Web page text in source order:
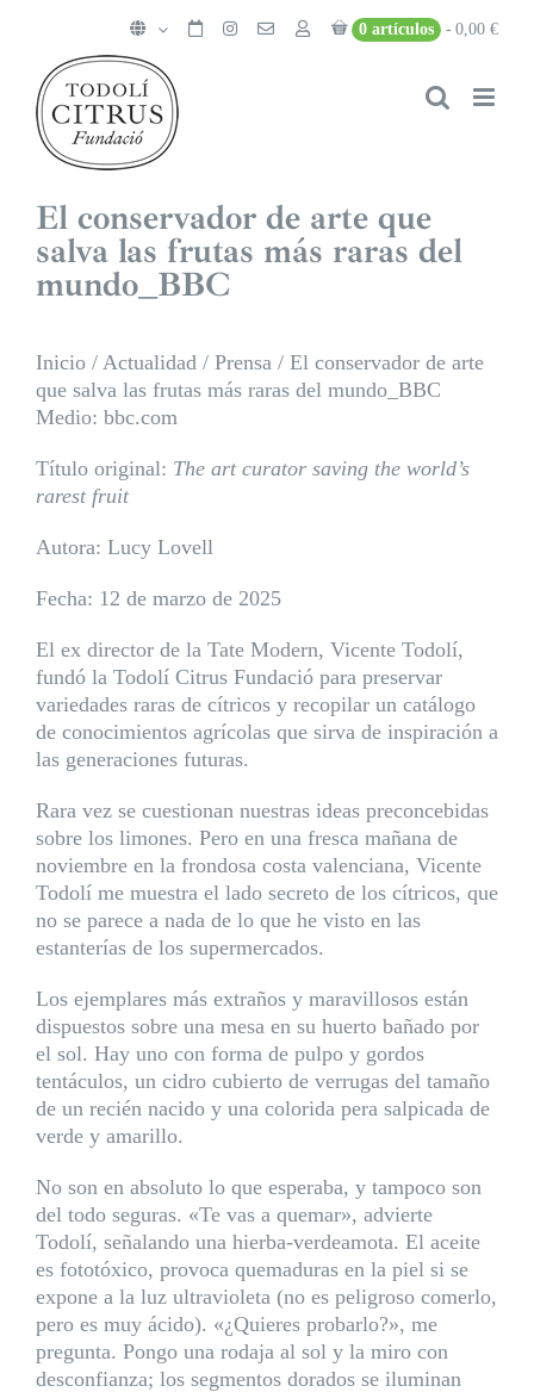
contenido
0 artículos 0,00 €
El conservador de arte que
salva las frutas más raras del
mundo_BBC
Inicio / Actualidad / Prensa / El conservador de arte
que salva las frutas más raras del mundo_BBC
Medio: bbc.com
Título original: The art curator saving the world’s
rarest fruit
Autora: Lucy Lovell
Fecha: 12 de marzo de 2025
El ex director de la Tate Modern, Vicente Todolí,
fundó la Todolí Citrus Fundació para preservar
variedades raras de cítricos y recopilar un catálogo
de conocimientos agrícolas que sirva de inspiración a
las generaciones futuras.
Rara vez se cuestionan nuestras ideas preconcebidas
sobre los limones. Pero en una fresca mañana de
noviembre en la frondosa costa valenciana, Vicente
Todolí me muestra el lado secreto de los cítricos, que
no se parece a nada de lo que he visto en las
estanterías de los supermercados.
Los ejemplares más extraños y maravillosos están
dispuestos sobre una mesa en su huerto bañado por
el sol. Hay uno con forma de pulpo y gordos
tentáculos, un cidro cubierto de verrugas del tamaño
de un recién nacido y una colorida pera salpicada de
verde y amarillo.
No son en absoluto lo que esperaba, y tampoco son
del todo seguras. «Te vas a quemar», advierte
Todolí, señalando una hierba-verdeamota. El aceite
es fototóxico, provoca quemaduras en la piel si se
expone a la luz ultravioleta (no es peligroso comerlo,
pero es muy ácido). «¿Quieres probarlo?», me
pregunta. Pongo una rodaja al sol y la miro con
desconfianza; los segmentos dorados se iluminan